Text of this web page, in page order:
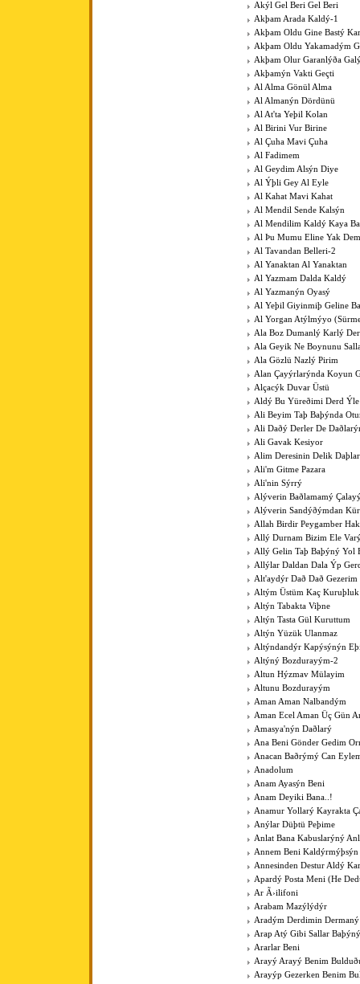
Akýl Gel Beri Gel Beri
Akþam Arada Kaldý-1
Akþam Oldu Gine Bastý
Akþam Oldu Yakamadým
Akþam Olur Garanlýða
Akþamýn Vakti Geçti
Al Alma Gönül Alma
Al Almanýn Dördünü
Al At'ta Yeþil Kolan
Al Birini Vur Birine
Al Çuha Mavi Çuha
Al Fadimem
Al Geydim Alsýn Diye
Al Ýþli Gey Al Eyle
Al Kahat Mavi Kahat
Al Mendil Sende Kalsýn
Al Mendilim Kaldý Kaya
Al Þu Mumu Eline Yak
Al Tavandan Belleri-2
Al Yanaktan Al Yanaktan
Al Yazmam Dalda Kaldý
Al Yazmanýn Oyasý
Al Yeþil Giyinmiþ Geline
Al Yorgan Atýlmýyo
Ala Boz Dumanlý Karlý
Ala Geyik Ne Boynunu
Ala Gözlü Nazlý Pirim
Alan Çayýrlarýnda Koyun
Alçacýk Duvar Üstü
Aldý Bu Yüreðimi Derd
Ali Beyim Taþ Baþýnda
Ali Daðý Derler De
Ali Gavak Kesiyor
Alim Deresinin Delik
Ali'm Gitme Pazara
Ali'nin Sýrrý
Alýverin Baðlamamý
Alýverin Sandýðýmdan
Allah Birdir Peygamber Hak
Allý Durnam Bizim Ele
Allý Gelin Taþ Baþýný Yol
Allýlar Daldan Dala Ýp
Alt'aydýr Dað Dað Gezerim
Altým Üstüm Kaç Kuruþluk
Altýn Tabakta Viþne
Altýn Tasta Gül Kuruttum
Altýn Yüzük Ulanmaz
Altýndandýr Kapýsýnýn
Altýný Bozdurayým-2
Altun Hýzmav Mülayim
Altunu Bozdurayým
Aman Aman Nalbandým
Aman Ecel Aman Üç Gün
Amasya'nýn Daðlarý
Ana Beni Gönder Gedim
Anacan Baðrýmý Can
Anadolum
Anam Ayasýn Beni
Anam Deyiki Bana..!
Anamur Yollarý Kayrakta
Anýlar Düþtü Peþime
Anlat Bana Kabuslarýný
Annem Beni
Annesinden Destur Aldý
Apardý Posta Meni (He
Ar Ã›ilifoni
Arabam Mazýlýdýr
Aradým Derdimin
Arap Atý Gibi Sallar Baþýný
Ararlar Beni
Arayý Arayý Benim
Arayýp Gezerken Benim